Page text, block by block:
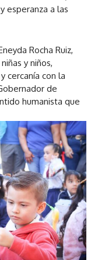
esperanza a las
Rocha Ruiz,
y niños,
cercanía con la
de
humanista que